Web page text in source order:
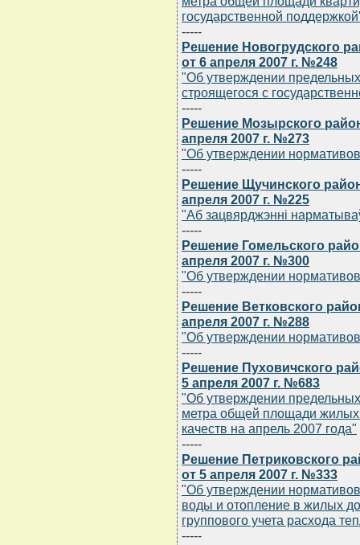
государственной
-----
Решение Новогрудского
от 6 апреля 2007 г. №248
"Об утверждении
строящегося с
-----
Решение Мозырского
апреля 2007 г. №273
"Об утверждении
-----
Решение Щучинского
апреля 2007 г. №225
"Аб зацвярджэннi
-----
Решение Гомельского
апреля 2007 г. №300
"Об утверждении
-----
Решение Ветковского
апреля 2007 г. №288
"Об утверждении
-----
Решение Пуховичского
5 апреля 2007 г. №683
"Об утверждении
метра общей площади жилых
качеств на апрель 2007 года"
-----
Решение Петриковского
от 5 апреля 2007 г. №333
"Об утверждении
воды и отопление в жилых
группового учета расхода
-----